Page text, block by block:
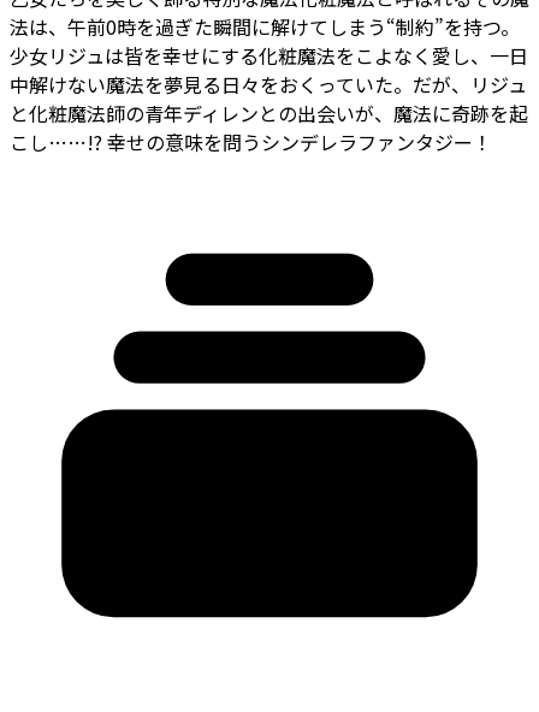
法は、午前0時を過ぎた瞬間に解けてしまう“制約”を持つ。
少女リジュは皆を幸せにする化粧魔法をこよなく愛し、一日
中解けない魔法を夢見る日々をおくっていた。だが、リジュ
と化粧魔法師の青年ディレンとの出会いが、魔法に奇跡を起
こし……!? 幸せの意味を問うシンデレラファンタジー！